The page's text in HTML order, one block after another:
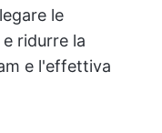
le
ridurre la
e l'effettiva